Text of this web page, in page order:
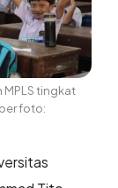
tingkat
foto: